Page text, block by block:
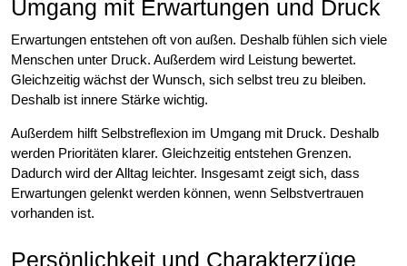
Umgang mit Erwartungen und Druck
Erwartungen entstehen oft von außen. Deshalb fühlen sich viele
Menschen unter Druck. Außerdem wird Leistung bewertet.
Gleichzeitig wächst der Wunsch, sich selbst treu zu bleiben.
Deshalb ist innere Stärke wichtig.
Außerdem hilft Selbstreflexion im Umgang mit Druck. Deshalb
werden Prioritäten klarer. Gleichzeitig entstehen Grenzen.
Dadurch wird der Alltag leichter. Insgesamt zeigt sich, dass
Erwartungen gelenkt werden können, wenn Selbstvertrauen
vorhanden ist.
Persönlichkeit und Charakterzüge